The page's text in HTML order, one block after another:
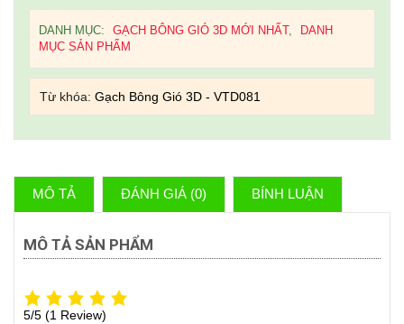
DANH MỤC: GẠCH BÔNG GIÓ 3D MỚI NHẤT,
DANH
MỤC SẢN PHẨM
Từ khóa: Gạch Bông Gió 3D - VTD081
MÔ TẢ ĐÁNH GIÁ (0) BÍNH LUẬN
MÔ TẢ SẢN PHẨM
5/5 (1 Review)